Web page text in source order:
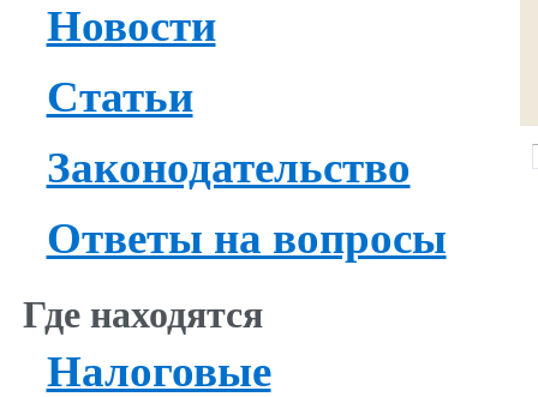
Новости
Статьи
Законодательство
Ответы на вопросы
Где находятся
Налоговые